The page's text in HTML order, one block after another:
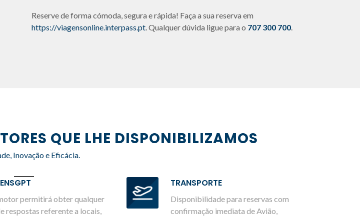
Reserve de forma cómoda, segura e rápida! Faça a sua reserva em
https://viagensonline.interpass.pt. Qualquer dúvida ligue para o 707 300 700.
QUE LHE DISPONIBILIZAMOS
Inovação e Eficácia.
permitirá obter qualquer
respostas referente a locais,
TRANSPORTE
Disponibilidade para reservas com
confirmação imediata de Avião,